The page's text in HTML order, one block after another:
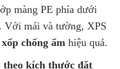
màng PE phía dưới
Với mái và tường, XPS
xốp chống ẩm hiệu quả.
theo kích thước đặt